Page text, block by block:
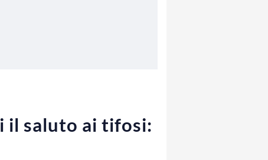
il saluto ai tifosi: